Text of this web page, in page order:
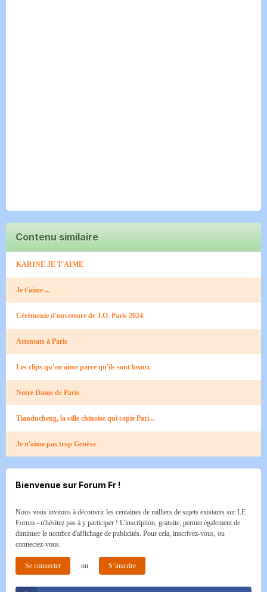
Contenu similaire
KARINE JE T'AIME
Je t'aime ...
Cérémonie d'ouverture de J.O. Paris 2024.
Attentats à Paris
Les clips qu'on aime parce qu'ils sont beaux
Notre Dame de Paris
Tianducheng, la ville chinoise qui copie Pari...
Je n'aime pas trop Genève​
Bienvenue sur Forum Fr !
Nous vous invitons à découvrir les centaines de milliers de sujets existants sur LE
Forum - n'hésitez pas à y participer ! L'inscription, gratuite, permet également de
diminuer le nombre d'affichage de publicités. Pour cela, inscrivez-vous, ou
connectez-vous.
Se connecter ou S’inscrire